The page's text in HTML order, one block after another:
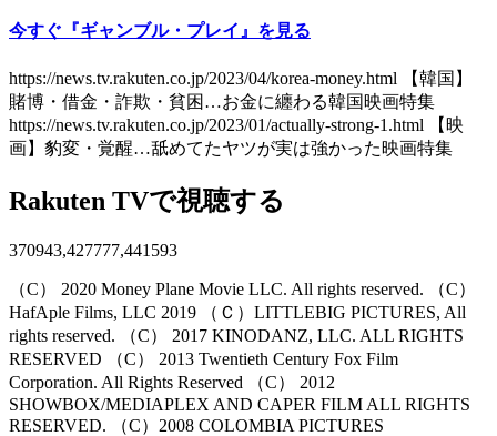
今すぐ『ギャンブル・プレイ』を見る
https://news.tv.rakuten.co.jp/2023/04/korea-money.html 【韓国】
賭博・借金・詐欺・貧困…お金に纏わる韓国映画特集
https://news.tv.rakuten.co.jp/2023/01/actually-strong-1.html 【映
画】豹変・覚醒…舐めてたヤツが実は強かった映画特集
Rakuten TVで視聴する
370943,427777,441593
（C） 2020 Money Plane Movie LLC. All rights reserved. （C）
HafAple Films, LLC 2019 （Ｃ）LITTLEBIG PICTURES, All
rights reserved. （C） 2017 KINODANZ, LLC. ALL RIGHTS
RESERVED （C） 2013 Twentieth Century Fox Film
Corporation. All Rights Reserved （C） 2012
SHOWBOX/MEDIAPLEX AND CAPER FILM ALL RIGHTS
RESERVED. （C）2008 COLOMBIA PICTURES